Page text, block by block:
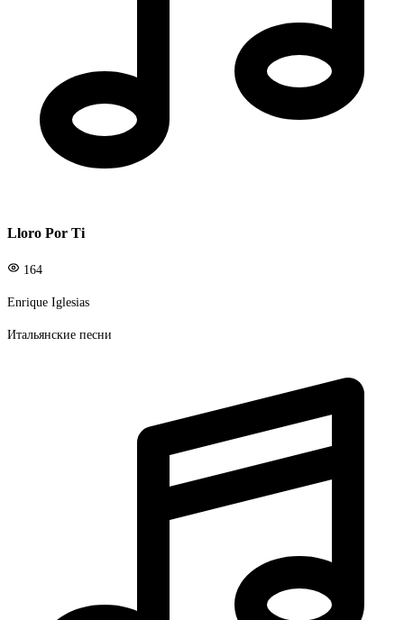
Lloro Por Ti
164
Enrique Iglesias
Итальянские песни